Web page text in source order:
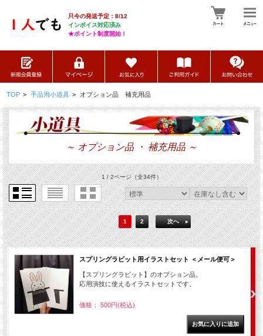
只今の発送予定：8/12
インボイス対応済み
★ポイント制度開始！
TOP > 手品用小道具 > オプション品 補充用品
～ オプション品 ・ 補充用品 ～
1 / 2ページ（全34件）
1 2 次へ
スプリングラビット用イラストセット ＜メール便可＞
【スプリングラビット】のオプション品。
応用演技に使えるイラストセットです。
価格： 500円(税込)